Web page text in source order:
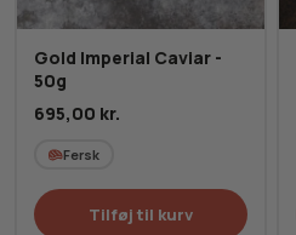
Gold Imperial Caviar -
50g
695,00 kr.
Fersk
Tilføj til kurv